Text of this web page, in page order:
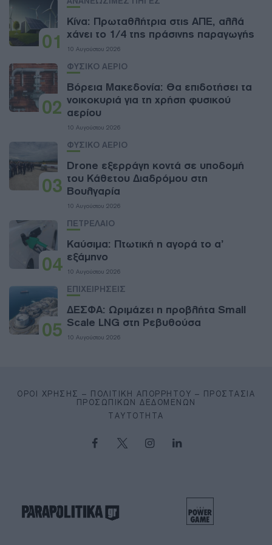
01
Κίνα: Πρωταθλήτρια στις ΑΠΕ, αλλά
χάνει το 1/4 της πράσινης παραγωγής
10 Αυγούστου 2026
02
ΦΥΣΙΚΟ ΑΕΡΙΟ
Βόρεια Μακεδονία: Θα επιδοτήσει τα
νοικοκυριά για τη χρήση φυσικού
αερίου
10 Αυγούστου 2026
03
ΦΥΣΙΚΟ ΑΕΡΙΟ
Drone εξερράγη κοντά σε υποδομή
του Κάθετου Διαδρόμου στη
Βουλγαρία
10 Αυγούστου 2026
04
ΠΕΤΡΕΛΑΙΟ
Καύσιμα: Πτωτική η αγορά το α’
εξάμηνο
10 Αυγούστου 2026
05
ΕΠΙΧΕΙΡΗΣΕΙΣ
ΔΕΣΦΑ: Ωριμάζει η προβλήτα Small
Scale LNG στη Ρεβυθούσα
10 Αυγούστου 2026
ΌΡΟΙ ΧΡΉΣΗΣ – ΠΟΛΙΤΙΚΉ ΑΠΟΡΡΉΤΟΥ – ΠΡΟΣΤΑΣΊΑ
ΠΡΟΣΩΠΙΚΏΝ ΔΕΔΟΜΈΝΩΝ
ΤΑΥΤΌΤΗΤΑ